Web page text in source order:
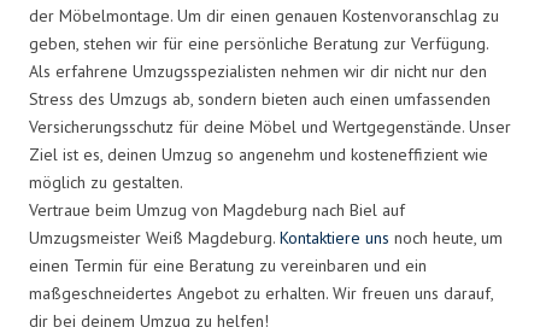
der Möbelmontage. Um dir einen genauen Kostenvoranschlag zu
geben, stehen wir für eine persönliche Beratung zur Verfügung.
Als erfahrene Umzugsspezialisten nehmen wir dir nicht nur den
Stress des Umzugs ab, sondern bieten auch einen umfassenden
Versicherungsschutz für deine Möbel und Wertgegenstände. Unser
Ziel ist es, deinen Umzug so angenehm und kosteneffizient wie
möglich zu gestalten.
Vertraue beim Umzug von Magdeburg nach Biel auf
Umzugsmeister Weiß Magdeburg. Kontaktiere uns noch heute, um
einen Termin für eine Beratung zu vereinbaren und ein
maßgeschneidertes Angebot zu erhalten. Wir freuen uns darauf,
dir bei deinem Umzug zu helfen!